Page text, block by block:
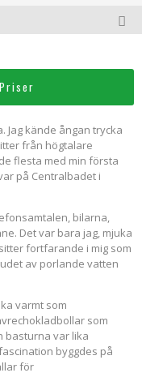
Jag kände ångan trycka
från högtalare
flesta med min första
på Centralbadet i
bilarna,
Det var bara jag, mjuka
fortfarande i mig som
av porlande vatten
varmt som
som
basturna var lika
byggdes på
för